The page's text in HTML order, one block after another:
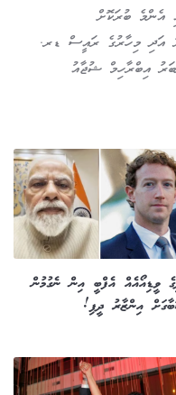
ބުރަކޮށް
އަދި މިހާރުގެ ރައީސް ޑރ.
އިބްރާހިމް ޝުޖާއު
ވީޑިއޯއެއް އެފްބީ އިން ނެގުމުން
އިންޒާރު ދީފި!